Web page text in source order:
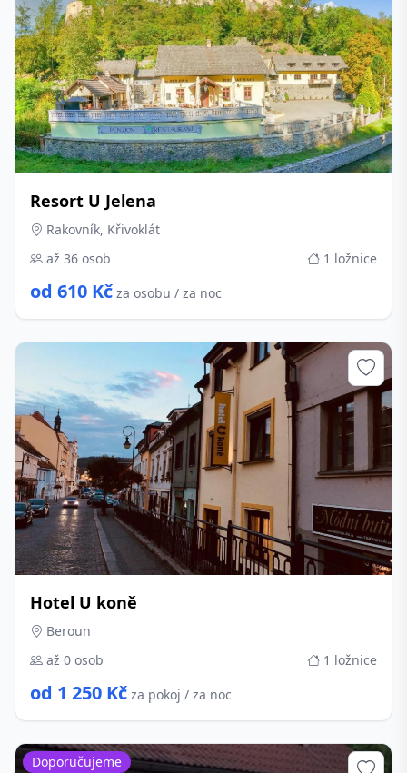
Resort U Jelena
Rakovník, Křivoklát
až 36 osob
1 ložnice
od 610 Kč za osobu / za noc
Hotel U koně
Beroun
až 0 osob
1 ložnice
od 1 250 Kč za pokoj / za noc
Doporučujeme